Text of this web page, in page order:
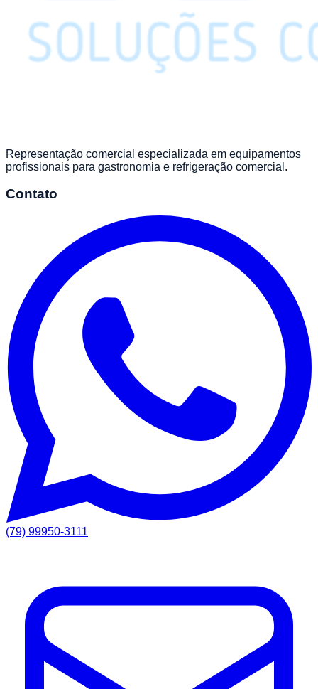
Representação comercial especializada em equipamentos
profissionais para gastronomia e refrigeração comercial.
Contato
(79) 99950-3111